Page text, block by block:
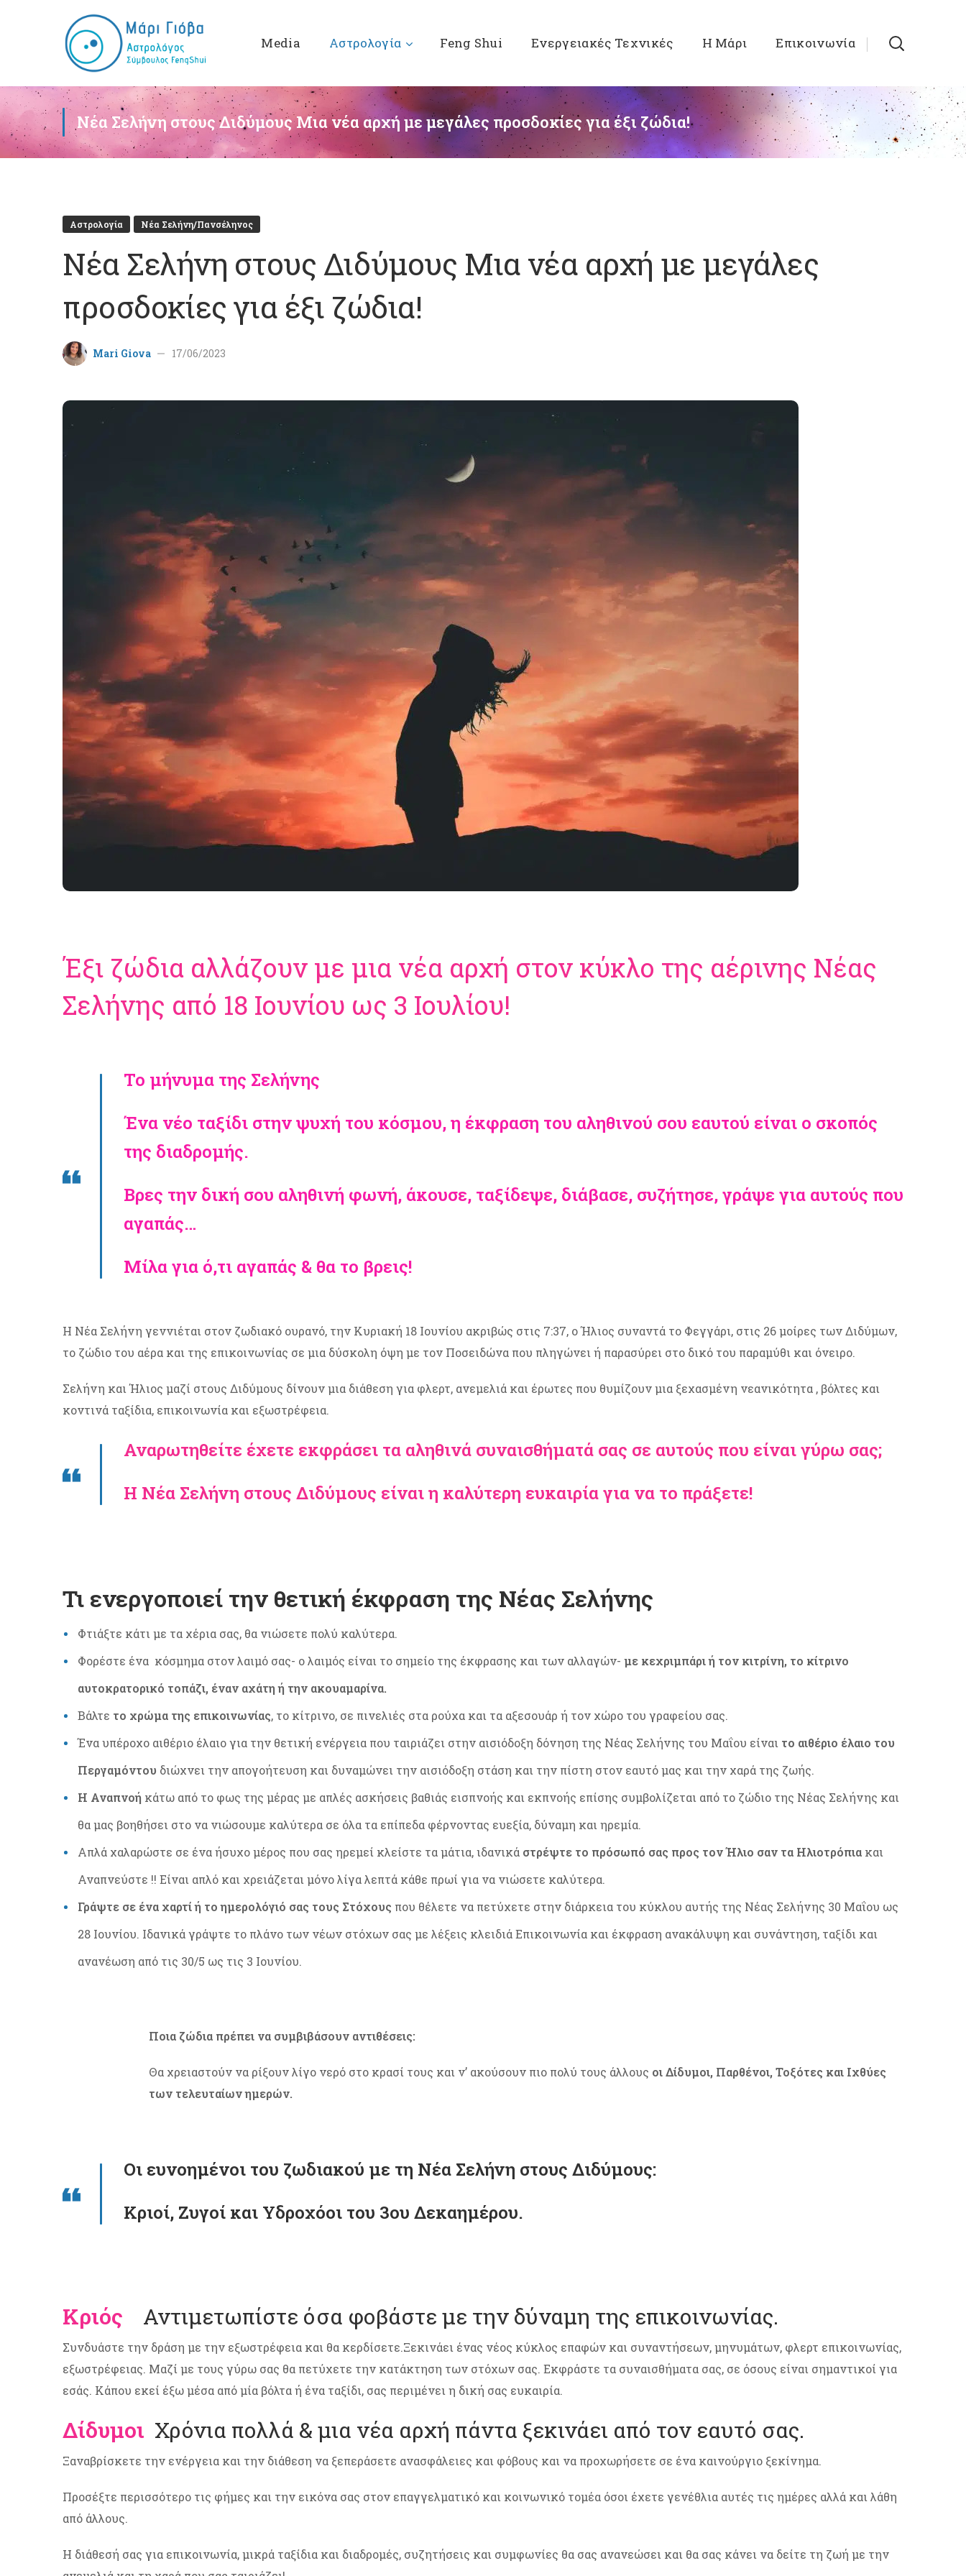
Media Αστρολογία Feng Shui Ενεργειακές Τεχνικές Η Μάρι Επικοινωνία
Νέα Σελήνη στους Διδύμους Μια νέα αρχή με μεγάλες προσδοκίες για έξι ζώδια!
Αστρολογία Νέα Σελήνη/Πανσέληνος
Νέα Σελήνη στους Διδύμους Μια νέα αρχή με μεγάλες
προσδοκίες για έξι ζώδια!
Mari Giova 17/06/2023
Έξι ζώδια αλλάζουν με μια νέα αρχή στον κύκλο της αέρινης Νέας
Σελήνης από 18 Ιουνίου ως 3 Ιουλίου!
Το μήνυμα της Σελήνης
Ένα νέο ταξίδι στην ψυχή του κόσμου, η έκφραση του αληθινού σου εαυτού είναι ο σκοπός
της διαδρομής.
Βρες την δική σου αληθινή φωνή, άκουσε, ταξίδεψε, διάβασε, συζήτησε, γράψε για αυτούς που
αγαπάς…
Μίλα για ό,τι αγαπάς & θα το βρεις!
Η Νέα Σελήνη γεννιέται στον ζωδιακό ουρανό, την Κυριακή 18 Ιουνίου ακριβώς στις 7:37, ο Ήλιος συναντά το Φεγγάρι, στις 26 μοίρες των Διδύμων,
το ζώδιο του αέρα και της επικοινωνίας σε μια δύσκολη όψη με τον Ποσειδώνα που πληγώνει ή παρασύρει στο δικό του παραμύθι και όνειρο.
Σελήνη και Ήλιος μαζί στους Διδύμους δίνουν μια διάθεση για φλερτ, ανεμελιά και έρωτες που θυμίζουν μια ξεχασμένη νεανικότητα , βόλτες και
κοντινά ταξίδια, επικοινωνία και εξωστρέφεια.
Αναρωτηθείτε έχετε εκφράσει τα αληθινά συναισθήματά σας σε αυτούς που είναι γύρω σας;
Η Νέα Σελήνη στους Διδύμους είναι η καλύτερη ευκαιρία για να το πράξετε!
Τι ενεργοποιεί την θετική έκφραση της Νέας Σελήνης
Φτιάξτε κάτι με τα χέρια σας, θα νιώσετε πολύ καλύτερα.
Φορέστε ένα κόσμημα στον λαιμό σας- ο λαιμός είναι το σημείο της έκφρασης και των αλλαγών- με κεχριμπάρι ή τον κιτρίνη, το κίτρινο
αυτοκρατορικό τοπάζι, έναν αχάτη ή την ακουαμαρίνα.
Βάλτε το χρώμα της επικοινωνίας, το κίτρινο, σε πινελιές στα ρούχα και τα αξεσουάρ ή τον χώρο του γραφείου σας.
Ένα υπέροχο αιθέριο έλαιο για την θετική ενέργεια που ταιριάζει στην αισιόδοξη δόνηση της Νέας Σελήνης του Μαΐου είναι το αιθέριο έλαιο του
Περγαμόντου διώχνει την απογοήτευση και δυναμώνει την αισιόδοξη στάση και την πίστη στον εαυτό μας και την χαρά της ζωής.
Η Αναπνοή κάτω από το φως της μέρας με απλές ασκήσεις βαθιάς εισπνοής και εκπνοής επίσης συμβολίζεται από το ζώδιο της Νέας Σελήνης και
θα μας βοηθήσει στο να νιώσουμε καλύτερα σε όλα τα επίπεδα φέρνοντας ευεξία, δύναμη και ηρεμία.
Απλά χαλαρώστε σε ένα ήσυχο μέρος που σας ηρεμεί κλείστε τα μάτια, ιδανικά στρέψτε το πρόσωπό σας προς τον Ήλιο σαν τα Ηλιοτρόπια και
Αναπνεύστε !! Είναι απλό και χρειάζεται μόνο λίγα λεπτά κάθε πρωί για να νιώσετε καλύτερα.
Γράψτε σε ένα χαρτί ή το ημερολόγιό σας τους Στόχους που θέλετε να πετύχετε στην διάρκεια του κύκλου αυτής της Νέας Σελήνης 30 Μαΐου ως
28 Ιουνίου. Ιδανικά γράψτε το πλάνο των νέων στόχων σας με λέξεις κλειδιά Επικοινωνία και έκφραση ανακάλυψη και συνάντηση, ταξίδι και
ανανέωση από τις 30/5 ως τις 3 Ιουνίου.
Ποια ζώδια πρέπει να συμβιβάσουν αντιθέσεις:
Θα χρειαστούν να ρίξουν λίγο νερό στο κρασί τους και ν’ ακούσουν πιο πολύ τους άλλους οι Δίδυμοι, Παρθένοι, Τοξότες και Ιχθύες
των τελευταίων ημερών.
Οι ευνοημένοι του ζωδιακού με τη Νέα Σελήνη στους Διδύμους:
Κριοί, Ζυγοί και Υδροχόοι του 3ου Δεκαημέρου.
Κριός Αντιμετωπίστε όσα φοβάστε με την δύναμη της επικοινωνίας.
Συνδυάστε την δράση με την εξωστρέφεια και θα κερδίσετε.Ξεκινάει ένας νέος κύκλος επαφών και συναντήσεων, μηνυμάτων, φλερτ επικοινωνίας,
εξωστρέφειας. Μαζί με τους γύρω σας θα πετύχετε την κατάκτηση των στόχων σας. Εκφράστε τα συναισθήματα σας, σε όσους είναι σημαντικοί για
εσάς. Κάπου εκεί έξω μέσα από μία βόλτα ή ένα ταξίδι, σας περιμένει η δική σας ευκαιρία.
Δίδυμοι Χρόνια πολλά & μια νέα αρχή πάντα ξεκινάει από τον εαυτό σας.
Ξαναβρίσκετε την ενέργεια και την διάθεση να ξεπεράσετε ανασφάλειες και φόβους και να προχωρήσετε σε ένα καινούργιο ξεκίνημα.
Προσέξτε περισσότερο τις φήμες και την εικόνα σας στον επαγγελματικό και κοινωνικό τομέα όσοι έχετε γενέθλια αυτές τις ημέρες αλλά και λάθη
από άλλους.
Η διάθεσή σας για επικοινωνία, μικρά ταξίδια και διαδρομές, συζητήσεις και συμφωνίες θα σας ανανεώσει και θα σας κάνει να δείτε τη ζωή με την